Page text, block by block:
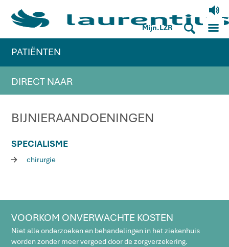
V
Mijn.LZR S M
PATIËNTEN
DIRECT NAAR
BIJNIERAANDOENINGEN
SPECIALISME
R chirurgie
VOORKOM ONVERWACHTE KOSTEN
Niet alle onderzoeken en behandelingen in het ziekenhuis
worden zonder meer vergoed door de zorgverzekering.